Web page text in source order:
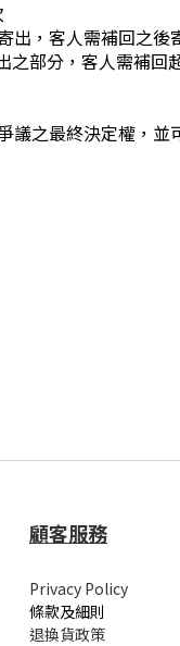
，客人需補回之後
部分，客人需補回
之最終決定權，
顧客服務
Privacy Policy
條款及細則
退換貨政策